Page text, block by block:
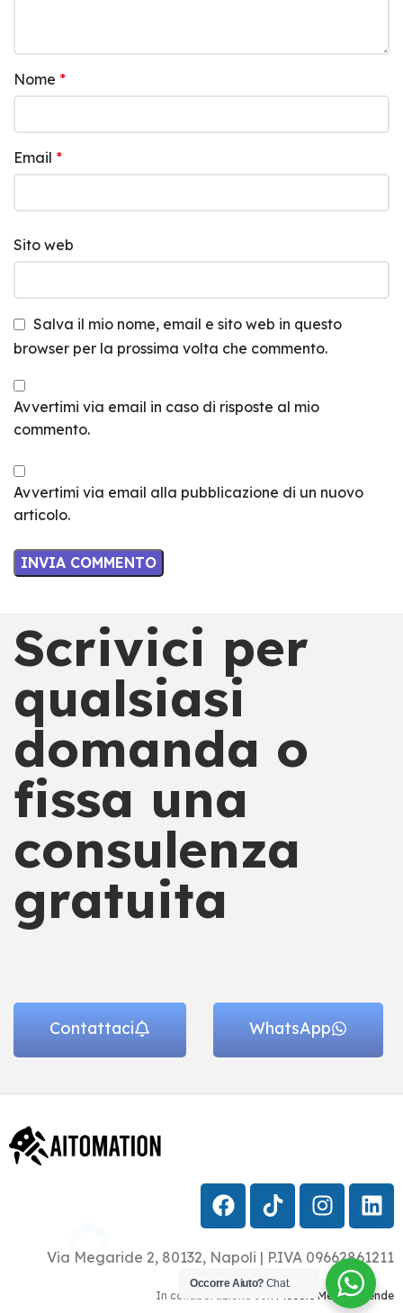
Nome *
Email *
Sito web
Salva il mio nome, email e sito web in questo
browser per la prossima volta che commento.
Avvertimi via email in caso di risposte al mio
commento.
Avvertimi via email alla pubblicazione di un nuovo
articolo.
Scrivici per
qualsiasi
domanda o
fissa una
consulenza
gratuita
Contattaci WhatsApp
Via Megaride 2, 80132, Napoli | P.IVA 09662861211
In collaborazione con Piccole Medie Aziende
Occorre Aiuto?Chat.